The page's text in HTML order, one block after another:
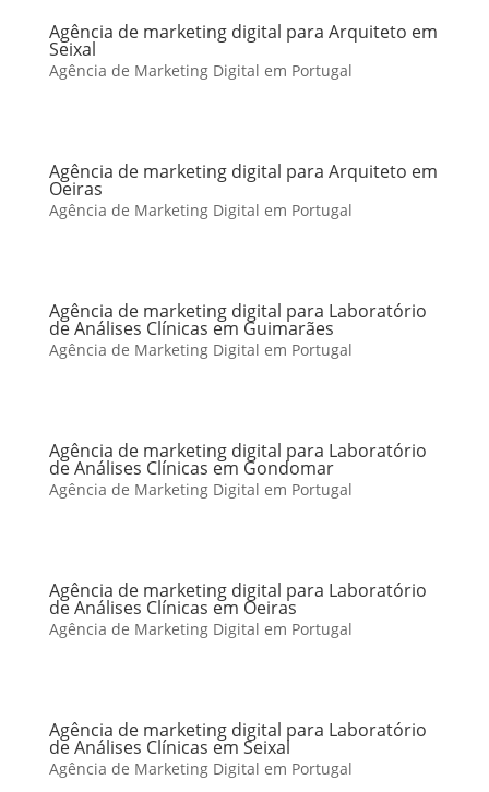
Agência de marketing digital para Arquiteto em
Seixal
Agência de Marketing Digital em Portugal
Agência de marketing digital para Arquiteto em
Oeiras
Agência de Marketing Digital em Portugal
Agência de marketing digital para Laboratório
de Análises Clínicas em Guimarães
Agência de Marketing Digital em Portugal
Agência de marketing digital para Laboratório
de Análises Clínicas em Gondomar
Agência de Marketing Digital em Portugal
Agência de marketing digital para Laboratório
de Análises Clínicas em Oeiras
Agência de Marketing Digital em Portugal
Agência de marketing digital para Laboratório
de Análises Clínicas em Seixal
Agência de Marketing Digital em Portugal